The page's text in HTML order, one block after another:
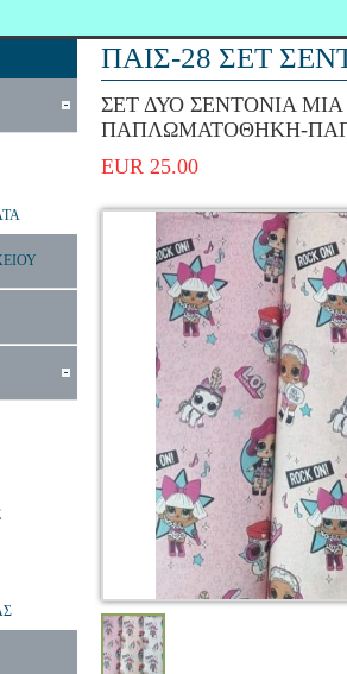
ΠΑΙΣ-28 ΣΕΤ
ΣΕΤ ΔΥΟ ΣΕΝΤΟΝΙΑ ΜΙΑ
ΠΑΠΛΩΜΑΤΟΘΗΚΗ-
EUR 25.00